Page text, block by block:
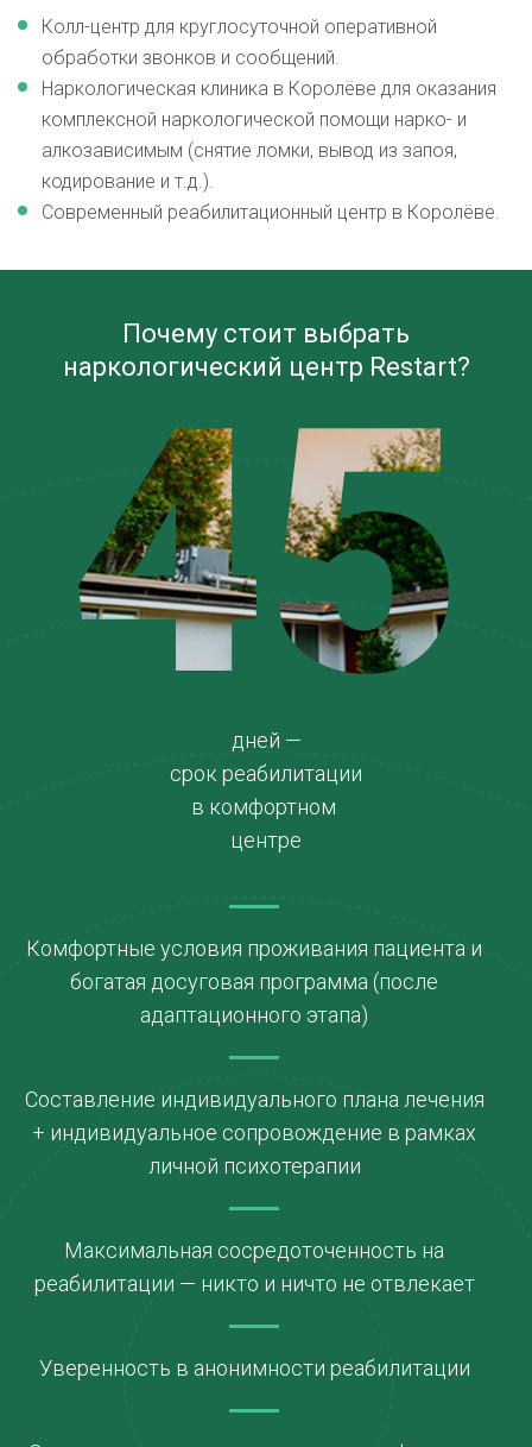
Колл-центр для круглосуточной оперативной
обработки звонков и сообщений.
Наркологическая клиника в Королёве для оказания
комплексной наркологической помощи нарко- и
алкозависимым (снятие ломки, вывод из запоя,
кодирование и т.д.).
Современный реабилитационный центр в Королёве.
Почему стоит выбрать
наркологический центр Restart?
45
дней —
срок реабилитации
в комфортном
центре
Комфортные условия проживания пациента и
богатая досуговая программа (после
адаптационного этапа)
Составление индивидуального плана лечения
+ индивидуальное сопровождение в рамках
личной психотерапии
Максимальная сосредоточенность на
реабилитации — никто и ничто не отвлекает
Уверенность в анонимности реабилитации